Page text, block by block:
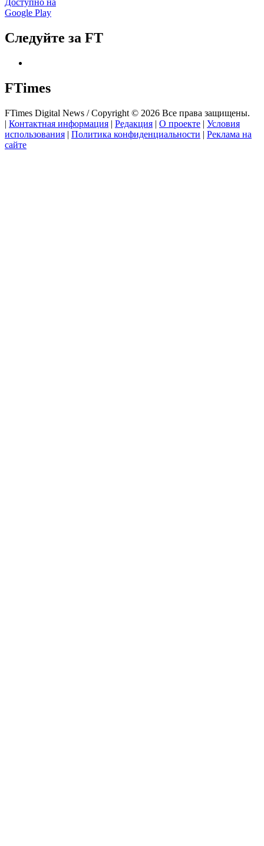
Доступно на
Google Play
Следуйте за FT
FTimes
FTimes Digital News / Copyright © 2026 Все права защищены.
| Контактная информация | Редакция | О проекте | Условия
использования | Политика конфиденциальности | Реклама на
сайте